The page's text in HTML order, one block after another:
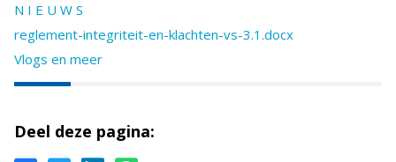
N I E U W S
reglement-integriteit-en-klachten-vs-3.1.docx
Vlogs en meer
Deel deze pagina: